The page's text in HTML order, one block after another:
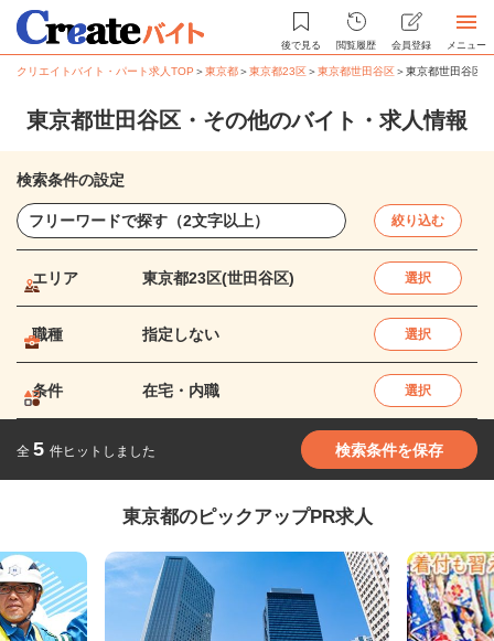
後で見る 閲覧履歴 会員登録 メニュー
クリエイトバイト・パート求人TOP ＞東京都＞東京都23区＞東京都世田谷区＞東京都世田谷区
東京都世田谷区・その他のバイト・求人情報
検索条件の設定
絞り込む
エリア 東京都23区(世田谷区) 選択
職種 指定しない 選択
条件 在宅・内職 選択
全 5 件ヒットしました 検索条件を保存
東京都のピックアップPR求人